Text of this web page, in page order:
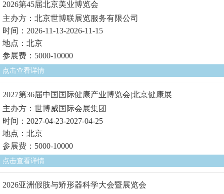
2026第45届北京美业博览会
主办方：北京世博联展览服务有限公司
时间：2026-11-13-2026-11-15
地点：北京
参展费：5000-10000
点击查看详情
2027第36届中国国际健康产业博览会|北京健康展
主办方：世博威国际会展集团
时间：2027-04-23-2027-04-25
地点：北京
参展费：5000-10000
点击查看详情
2026亚洲假肢与矫形器科学大会暨展览会